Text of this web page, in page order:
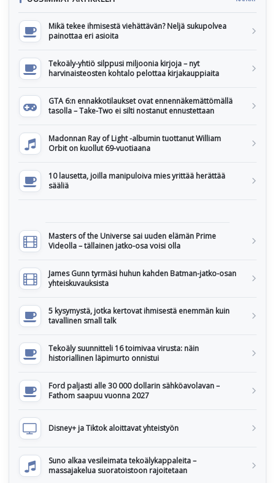
Mikä tekee ihmisestä viehättävän? Neljä sukupolvea
painottaa eri asioita
Tekoäly-yhtiö silppusi miljoonia kirjoja – nyt
harvinaisteosten kohtalo pelottaa kirjakauppiaita
GTA 6:n ennakkotilaukset ovat ennennäkemättömällä
tasolla – Take-Two ei silti nostanut ennustettaan
Madonnan Ray of Light -albumin tuottanut William
Orbit on kuollut 69-vuotiaana
10 lausetta, joilla manipuloiva mies yrittää herättää
sääliä
Masters of the Universe sai uuden elämän Prime
Videolla – tällainen jatko-osa voisi olla
James Gunn tyrmäsi huhun kahden Batman-jatko-osan
yhteiskuvauksista
5 kysymystä, jotka kertovat ihmisestä enemmän kuin
tavallinen small talk
Tekoäly suunnitteli 16 toimivaa virusta: näin
historiallinen läpimurto onnistui
Ford paljasti alle 30 000 dollarin sähköavolavan –
Fathom saapuu vuonna 2027
Disney+ ja Tiktok aloittavat yhteistyön
Suno alkaa vesileimata tekoälykappaleita –
massajakelua suoratoistoon rajoitetaan